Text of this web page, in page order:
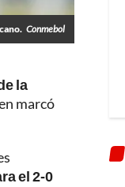
Conmebol
la
marcó
el 2-0